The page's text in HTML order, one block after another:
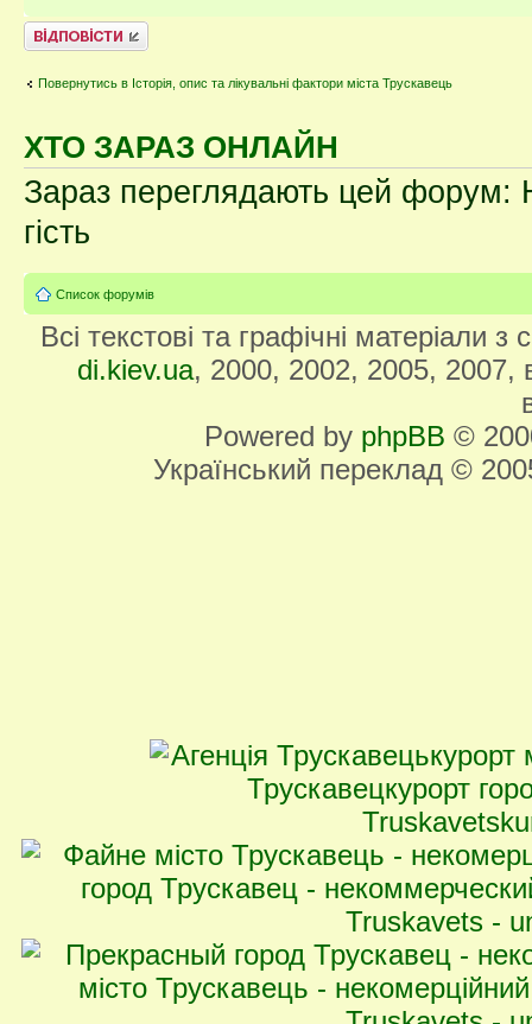
Відповісти
Повернутись в Історія, опис та лікувальні фактори міста Трускавець
ХТО ЗАРАЗ ОНЛАЙН
Зараз переглядають цей форум:
гість
Список форумів
Всі текстові та графічні матеріали
di.kiev.ua, 2000, 2002, 2005, 2007,
Powered by phpBB ©
Український переклад ©